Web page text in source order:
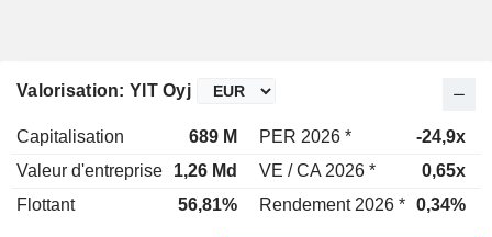
Valorisation: YIT Oyj
Capitalisation 689 M PER 2026 * -24,9x
Valeur d'entreprise
1,26 Md VE / CA 2026 * 0,65x
Flottant
56,81% Rendement 2026 * 0,34%